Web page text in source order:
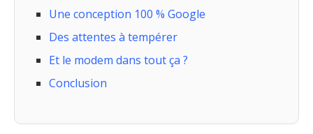
Une conception 100 % Google
Des attentes à tempérer
Et le modem dans tout ça ?
Conclusion